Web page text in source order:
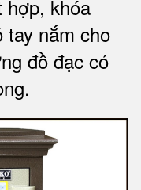
hợp, khóa
tay nắm cho
đồ đạc có
.